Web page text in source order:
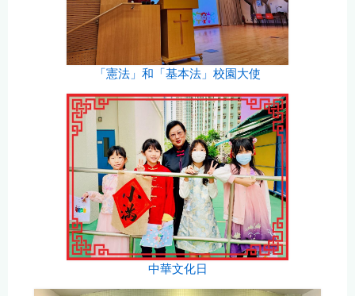
「憲法」和「基本法」校園大使
中華文化日